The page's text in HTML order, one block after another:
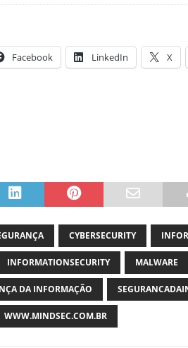
Facebook LinkedIn X
CYBERSECURITY
INFORMATIONSECURITY MALWARE
DA INFORMAÇÃO
WWW.MINDSEC.COM.BR